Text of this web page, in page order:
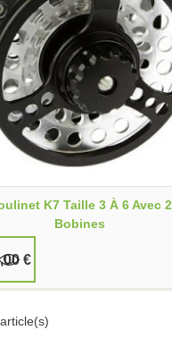
K7 Taille 3 À 6 Avec 2
Bobines
€